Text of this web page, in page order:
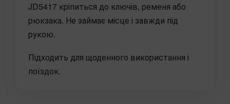
JD5417 кріпиться до ключів, ременя або
рюкзака. Не займає місце і завжди під
рукою.
Підходить для щоденного використання і
поїздок.